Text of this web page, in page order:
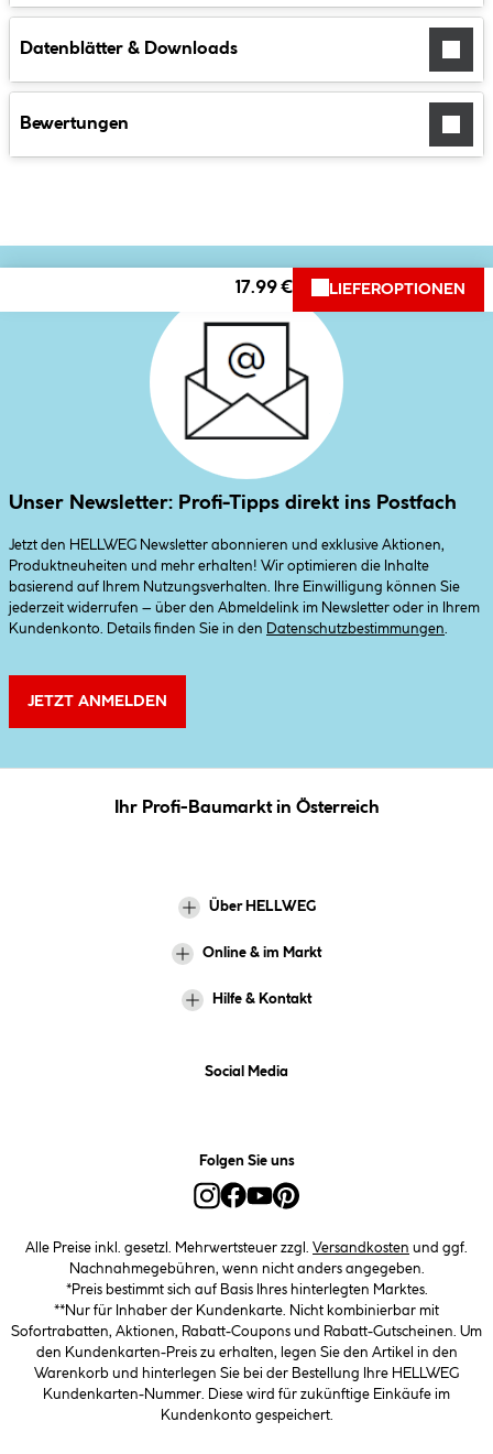
Datenblätter & Downloads
Bewertungen
17.99 € LIEFEROPTIONEN
Unser Newsletter: Profi-Tipps direkt ins Postfach
Jetzt den HELLWEG Newsletter abonnieren und exklusive Aktionen,
Produktneuheiten und mehr erhalten! Wir optimieren die Inhalte
basierend auf Ihrem Nutzungsverhalten. Ihre Einwilligung können Sie
jederzeit widerrufen – über den Abmeldelink im Newsletter oder in Ihrem
Kundenkonto. Details finden Sie in den
Datenschutzbestimmungen
JETZT ANMELDEN
Ihr Profi-Baumarkt in Österreich
Über HELLWEG
Online & im Markt
Hilfe & Kontakt
Social Media
Folgen Sie uns
Alle Preise inkl. gesetzl. Mehrwertsteuer zzgl. Versandkosten und ggf.
Nachnahmegebühren, wenn nicht anders angegeben.
*Preis bestimmt sich auf Basis Ihres hinterlegten Marktes.
**Nur für Inhaber der Kundenkarte. Nicht kombinierbar mit
Sofortrabatten, Aktionen, Rabatt-Coupons und Rabatt-Gutscheinen. Um
den Kundenkarten-Preis zu erhalten, legen Sie den Artikel in den
Warenkorb und hinterlegen Sie bei der Bestellung Ihre HELLWEG
Kundenkarten-Nummer. Diese wird für zukünftige Einkäufe im
Kundenkonto gespeichert.